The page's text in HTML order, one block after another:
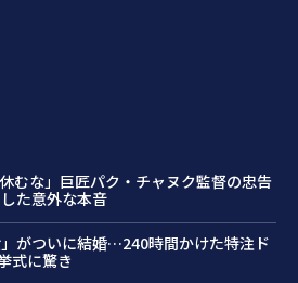
むな」巨匠パク・チャヌク監督の忠告
た意外な本音
」がついに結婚…240時間かけた特注ド
式に驚き